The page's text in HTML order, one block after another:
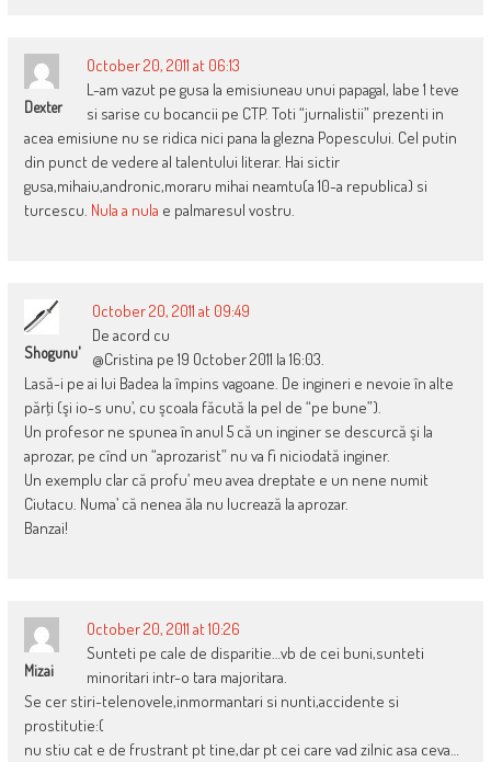
Dexter
October 20, 2011 at 06:13
L-am vazut pe gusa la emisiuneau unui papagal, labe 1 teve
si sarise cu bocancii pe CTP. Toti “jurnalistii” prezenti in
acea emisiune nu se ridica nici pana la glezna Popescului. Cel putin
din punct de vedere al talentului literar. Hai sictir
gusa,mihaiu,andronic,moraru mihai neamtu(a 10-a republica) si
turcescu. Nula a nula e palmaresul vostru.
Shogunu'
October 20, 2011 at 09:49
De acord cu
@Cristina pe 19 October 2011 la 16:03.
Lasă-i pe ai lui Badea la împins vagoane. De ingineri e nevoie în alte
părţi (şi io-s unu’, cu şcoala făcută la pel de “pe bune”).
Un profesor ne spunea în anul 5 că un inginer se descurcă şi la
aprozar, pe cînd un “aprozarist” nu va fi niciodată inginer.
Un exemplu clar că profu’ meu avea dreptate e un nene numit
Ciutacu. Numa’ că nenea ăla nu lucrează la aprozar.
Banzai!
Mizai
October 20, 2011 at 10:26
Sunteti pe cale de disparitie…vb de cei buni,sunteti
minoritari intr-o tara majoritara.
Se cer stiri-telenovele,inmormantari si nunti,accidente si
prostitutie:(
nu stiu cat e de frustrant pt tine,dar pt cei care vad zilnic asa ceva…